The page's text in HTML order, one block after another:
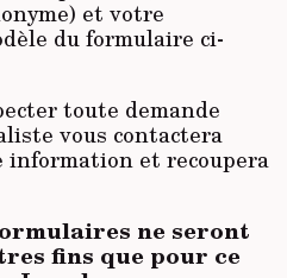
et votre
du formulaire ci-
toute demande
vous contactera
et recoupera
ne seront
fins que pour ce